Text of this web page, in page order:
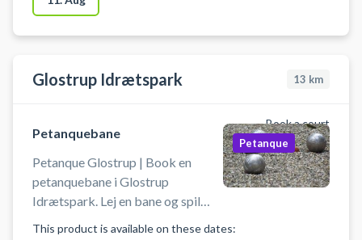
kontakte halvagten på tlf.nr. 45 80
45 25.
Glostrup Idrætspark 13 km
Book a court
Petanquebane
Petanque Glostrup | Book en
petanquebane i Glostrup
Idrætspark. Lej en bane og spil
Petanque
This product is available on these dates: